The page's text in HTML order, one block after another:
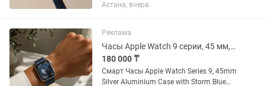
Астана, вчера
Реклама
Часы Apple Watch 9 серии, 45 мм, с голубым ремешком (S, M)
180 000 ₸
Смарт Часы Apple Watch Series 9, 45mm
Silver Aluminium Case with Storm Blue